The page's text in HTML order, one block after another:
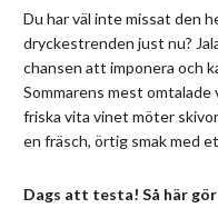
Du har väl inte missat den
dryckestrenden just nu?
chansen att imponera och
Sommarens mest
friska vita vinet möter
en fräsch, örtig smak med
Dags att testa! Så här gör